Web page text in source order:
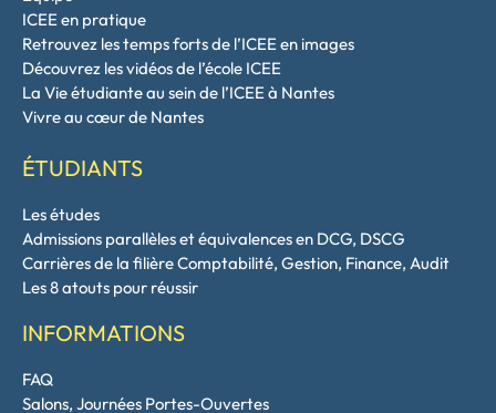
ICEE en pratique
Retrouvez les temps forts de l’ICEE en images
Découvrez les vidéos de l’école ICEE
La Vie étudiante au sein de l’ICEE à Nantes
Vivre au cœur de Nantes
ÉTUDIANTS
Les études
Admissions parallèles et équivalences en DCG, DSCG
Carrières de la filière Comptabilité, Gestion, Finance, Audit
Les 8 atouts pour réussir
INFORMATIONS
FAQ
Salons, Journées Portes-Ouvertes